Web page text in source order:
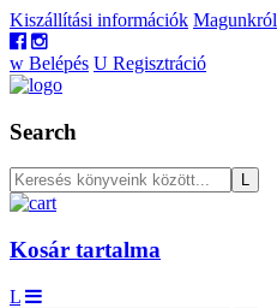
Kiszállítási információk Magunkról
w Belépés U Regisztráció
Search
Kosár tartalma
L